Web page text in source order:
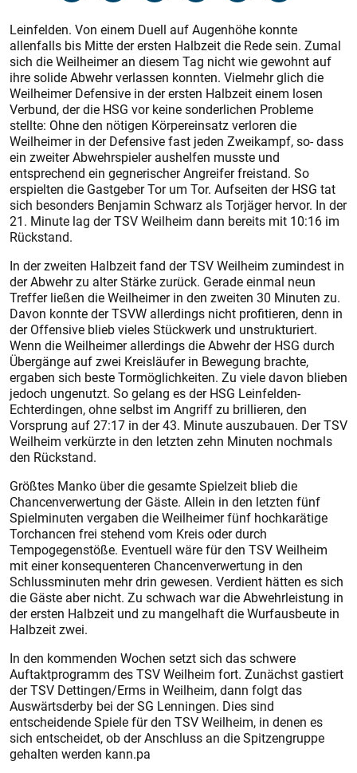
Leinfelden. Von einem Duell auf Augenhöhe konnte
allenfalls bis Mitte der ersten Halbzeit die Rede sein. Zumal
sich die Weilheimer an diesem Tag nicht wie gewohnt auf
ihre solide Abwehr verlassen konnten. Vielmehr glich die
Weilheimer Defensive in der ersten Halbzeit einem losen
Verbund, der die HSG vor keine sonderlichen Probleme
stellte: Ohne den nötigen Körpereinsatz verloren die
Weilheimer in der Defensive fast jeden Zweikampf, so- dass
ein zweiter Abwehrspieler aushelfen musste und
entsprechend ein gegnerischer Angreifer freistand. So
erspielten die Gastgeber Tor um Tor. Aufseiten der HSG tat
sich besonders Benjamin Schwarz als Torjäger hervor. In der
21. Minute lag der TSV Weilheim dann bereits mit 10:16 im
Rückstand.
In der zweiten Halbzeit fand der TSV Weilheim zumindest in
der Abwehr zu alter Stärke zurück. Gerade einmal neun
Treffer ließen die Weilheimer in den zweiten 30 Minuten zu.
Davon konnte der TSVW allerdings nicht profitieren, denn in
der Offensive blieb vieles Stückwerk und unstrukturiert.
Wenn die Weilheimer allerdings die Abwehr der HSG durch
Übergänge auf zwei Kreisläufer in Bewegung brachte,
ergaben sich beste Tormöglichkeiten. Zu viele davon blieben
jedoch ungenutzt. So gelang es der HSG Leinfelden-
Echterdingen, ohne selbst im Angriff zu brillieren, den
Vorsprung auf 27:17 in der 43. Minute auszubauen. Der TSV
Weilheim verkürzte in den letzten zehn Minuten nochmals
den Rückstand.
Größtes Manko über die gesamte Spielzeit blieb die
Chancenverwertung der Gäste. Allein in den letzten fünf
Spielminuten vergaben die Weilheimer fünf hochkarätige
Torchancen frei stehend vom Kreis oder durch
Tempogegenstöße. Eventuell wäre für den TSV Weilheim
mit einer konsequenteren Chancenverwertung in den
Schlussminuten mehr drin gewesen. Verdient hätten es sich
die Gäste aber nicht. Zu schwach war die Abwehrleistung in
der ersten Halbzeit und zu mangelhaft die Wurfausbeute in
Halbzeit zwei.
In den kommenden Wochen setzt sich das schwere
Auftaktprogramm des TSV Weilheim fort. Zunächst gastiert
der TSV Dettingen/Erms in Weilheim, dann folgt das
Auswärtsderby bei der SG Lenningen. Dies sind
entscheidende Spiele für den TSV Weilheim, in denen es
sich entscheidet, ob der Anschluss an die Spitzengruppe
gehalten werden kann.pa